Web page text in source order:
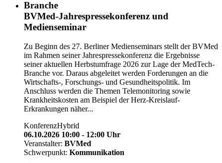
Branche
BVMed-Jahrespressekonferenz und
Medienseminar
Zu Beginn des 27. Berliner Medienseminars stellt der BVMed
im Rahmen seiner Jahrespressekonferenz die Ergebnisse
seiner aktuellen Herbstumfrage 2026 zur Lage der MedTech-
Branche vor. Daraus abgeleitet werden Forderungen an die
Wirtschafts-, Forschungs- und Gesundheitspolitik. Im
Anschluss werden die Themen Telemonitoring sowie
Krankheitskosten am Beispiel der Herz-Kreislauf-
Erkrankungen näher...
KonferenzHybrid
06.10.2026 10:00 - 12:00 Uhr
Veranstalter: BVMed
Schwerpunkt: Kommunikation